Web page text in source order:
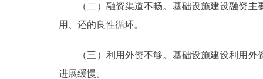
DEUTSCH
（二）融资渠道不畅。基础设施建设融资主
用、还的良性循环。
（三）利用外资不够。基础设施建设利用外
进展缓慢。